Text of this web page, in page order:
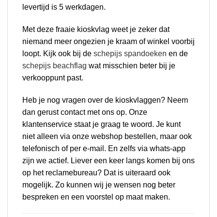
levertijd is 5 werkdagen.
Met deze fraaie kioskvlag weet je zeker dat
niemand meer ongezien je kraam of winkel voorbij
loopt. Kijk ook bij de schepijs spandoeken en de
schepijs beachflag wat misschien beter bij je
verkooppunt past.
Heb je nog vragen over de kioskvlaggen? Neem
dan gerustcontactmet ons op. Onze
klantenservice staat je graag te woord. Je kunt
niet alleen via onze webshop bestellen, maar ook
telefonisch of per e-mail. En zelfs via whats-app
zijn we actief. Liever een keer langs komen bij ons
op het reclamebureau? Dat is uiteraard ook
mogelijk. Zo kunnen wij je wensen nog beter
bespreken en een voorstel op maat maken.